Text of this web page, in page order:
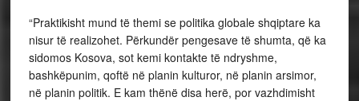
“Praktikisht mund të themi se politika globale shqiptare ka
nisur të realizohet. Përkundër pengesave të shumta, që ka
sidomos Kosova, sot kemi kontakte të ndryshme,
bashkëpunim, qoftë në planin kulturor, në planin arsimor,
në planin politik. E kam thënë disa herë, por vazhdimisht